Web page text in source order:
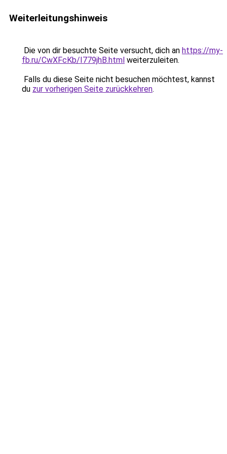
Weiterleitungshinweis
Die von dir besuchte Seite versucht, dich an https://my-
fb.ru/CwXFcKb/I779jhB.html weiterzuleiten.
Falls du diese Seite nicht besuchen möchtest, kannst
du zur vorherigen Seite zurückkehren.